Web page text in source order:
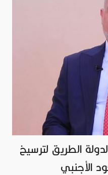
الطريق لترسيخ
الأجنبي